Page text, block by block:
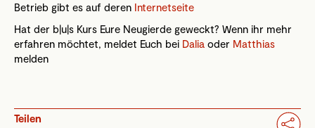
Betrieb gibt es auf deren Internetseite
Hat der b|u|s Kurs Eure Neugierde geweckt? Wenn ihr mehr
erfahren möchtet, meldet Euch bei Dalia oder Matthias
melden
Teilen